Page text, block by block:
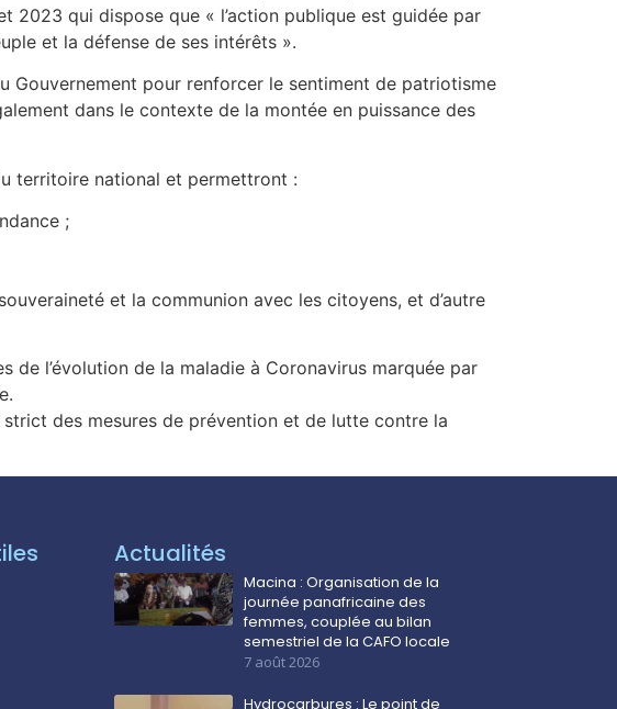
2023 qui dispose que « l’action publique est guidée par
et la défense de ses intérêts ».
Gouvernement pour renforcer le sentiment de patriotisme
dans le contexte de la montée en puissance des
territoire national et permettront :
;
et la communion avec les citoyens, et d’autre
l’évolution de la maladie à Coronavirus marquée par
des mesures de prévention et de lutte contre la
Actualités
Macina : Organisation de la
journée panafricaine des
femmes, couplée au bilan
semestriel de la CAFO locale
7 août 2026
Hydrocarbures : Le point de